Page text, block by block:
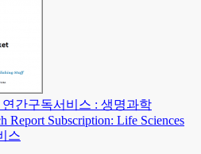
간구독서비스 : 생명과학
Report Subscription: Life Sciences
스